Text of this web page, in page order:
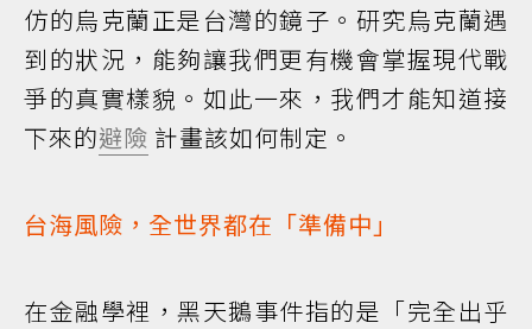
仿的烏克蘭正是台灣的鏡子。研究烏克蘭遇
到的狀況，能夠讓我們更有機會掌握現代戰
爭的真實樣貌。如此一來，我們才能知道接
下來的避險 計畫該如何制定。
台海風險，全世界都在「準備中」
在金融學裡，黑天鵝事件指的是「完全出乎